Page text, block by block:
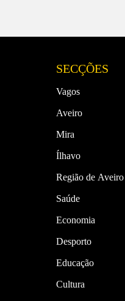
SECÇÕES
Vagos
Aveiro
Mira
Ílhavo
Região de Aveiro
Saúde
Economia
Desporto
Educação
Cultura